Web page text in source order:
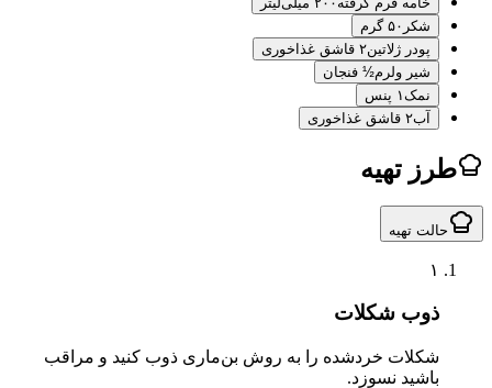
شکر۵۰ گرم
پودر ژلاتین۲ قاشق غذاخوری
شیر ولرم½ فنجان
۱ پنس
تهیه
تهیه
ذوب شکلات
شکلات خردشده را به روش بن‌ماری ذوب کنید و مراقب
باشید نسوزد.